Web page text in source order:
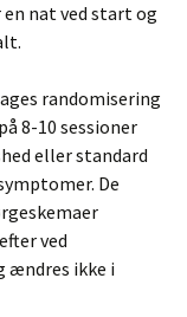
nat ved start og
randomisering
8-10 sessioner
eller standard
De
ved
ændres ikke i